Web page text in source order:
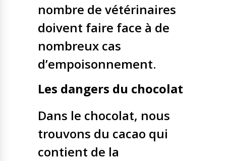
nombre de vétérinaires
doivent faire face à de
nombreux cas
d’empoisonnement.
Les dangers du chocolat
Dans le chocolat, nous
trouvons du cacao qui
contient de la